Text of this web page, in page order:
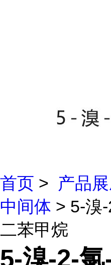
首页 > 产品
中间体 > 5-溴
二苯甲烷
5-溴-2-